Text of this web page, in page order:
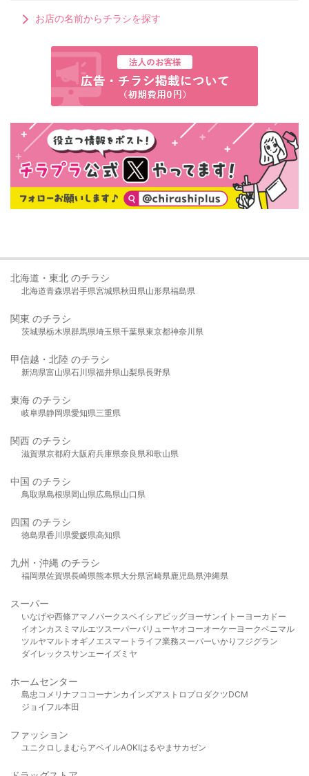
お店の名前からチラシを探す
北海道・東北 のチラシ
北海道青森県岩手県宮城県秋田県山形県福島県
関東 のチラシ
茨城県栃木県群馬県埼玉県千葉県東京都神奈川県
甲信越・北陸 のチラシ
新潟県富山県石川県福井県山梨県長野県
東海 のチラシ
岐阜県静岡県愛知県三重県
関西 のチラシ
滋賀県京都府大阪府兵庫県奈良県和歌山県
中国 のチラシ
鳥取県島根県岡山県広島県山口県
四国 のチラシ
徳島県香川県愛媛県高知県
九州・沖縄 のチラシ
福岡県佐賀県長崎県熊本県大分県宮崎県鹿児島県沖縄県
スーパー
いなげや西條アマノパークスベイシア ビッグヨーサンイトーヨーカドー
イオンカスミ マルエツスーパーバリューヤオコーオーケー ヨークベニマル
ツルヤマルト オギノ エスマート ライフ業務スーパーいかり フジグラン
ダイレックスサンエーイズミヤ
ホームセンター
島忠 コメリ ナフコ コーナンカインズアストロプロダクツDCM
ジョイフル本田
ファッション
ユニクロ しまむら アベイルAOKIはるやま サカゼン